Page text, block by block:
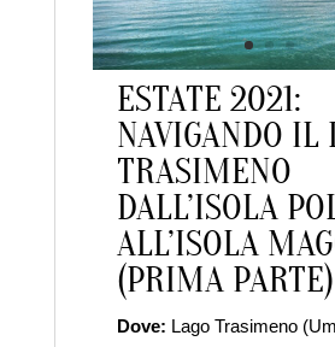
ESTATE 2021:
NAVIGANDO IL
TRASIMENO
DALL’ISOLA
ALL’ISOLA
(PRIMA PARTE)
Dove: Lago Trasimeno